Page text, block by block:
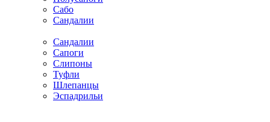
Сабо
Сандалии
Сандалии
Сапоги
Слипоны
Туфли
Шлепанцы
Эспадрильи